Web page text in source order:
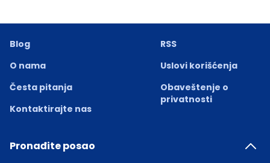
Blog
O nama
Česta pitanja
Kontaktirajte nas
RSS
Uslovi korišćenja
Obaveštenje o
privatnosti
Pronađite posao